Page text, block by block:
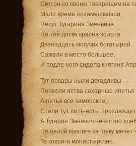
Сел он со своим товарищем на
Мало время позамешкавши,
Несут Тугарина Змеевича
На той доске красна золота
Двенадцать могучих богатырей,
Сажали в место большее,
И подле него сидела княгиня
Тут повары были догадливы —
Понесли яства сахарные
А питья все заморские,
Стали тут пить-есть,
А Тугарин Змеевич нечестно
По целой ковриге за щеку
Те ковриги монастырские,